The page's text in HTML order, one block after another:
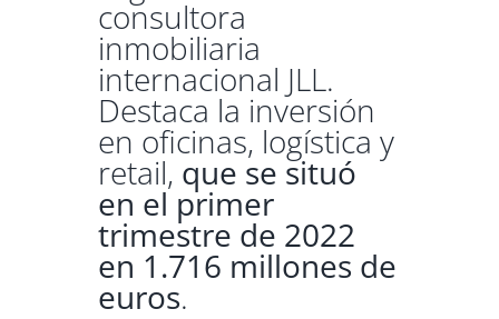
consultora
inmobiliaria
internacional JLL.
Destaca la inversión
en oficinas, logística y
retail, que se situó
en el primer
trimestre de 2022
en 1.716 millones de
euros.